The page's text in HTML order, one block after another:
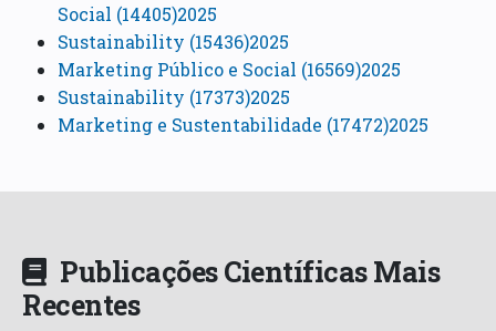
Social (14405)2025
Sustainability (15436)2025
Marketing Público e Social (16569)2025
Sustainability (17373)2025
Marketing e Sustentabilidade (17472)2025
Publicações Científicas Mais
Recentes